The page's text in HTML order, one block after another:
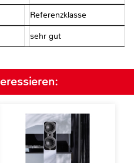
Referenzklasse
sehr gut